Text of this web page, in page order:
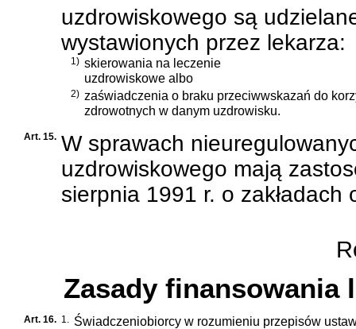
uzdrowiskowego są
wystawionych przez lekarza:
1) skierowania na leczenie
uzdrowiskowe albo
2) zaświadczenia o braku przeciwwskazań do
zdrowotnych w danym uzdrowisku.
Art. 15. W sprawach
uzdrowiskowego mają
sierpnia 1991 r. o zakładach
Zasady finansowania
Art. 16. 1. Świadczeniobiorcy w rozumieniu przepisów